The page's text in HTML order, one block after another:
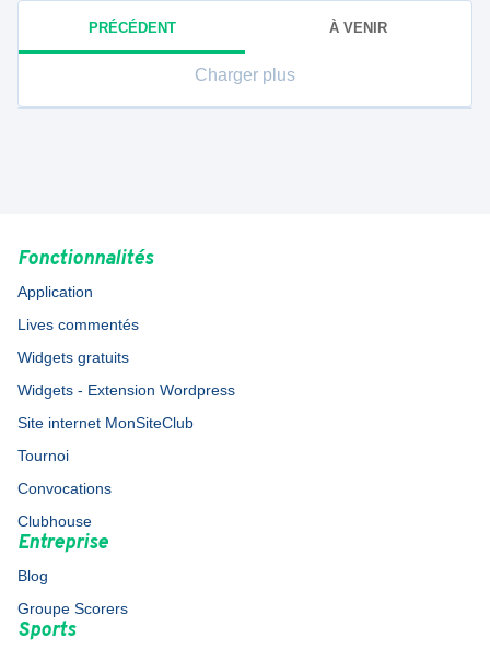
PRÉCÉDENT À VENIR
Charger plus
Fonctionnalités
Application
Lives commentés
Widgets gratuits
Widgets - Extension Wordpress
Site internet MonSiteClub
Tournoi
Convocations
Clubhouse
Entreprise
Blog
Groupe Scorers
Sports